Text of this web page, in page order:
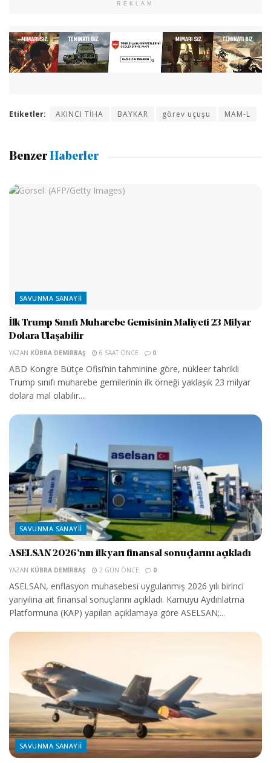
REKLAM
Etiketler: AKINCI TİHA BAYKAR görev uçuşu MAM-L
Benzer Haberler
SAVUNMA SANAYII
İlk Trump Sınıfı Muharebe Gemisinin Maliyeti 23 Milyar
Dolara Ulaşabilir
YAZAN KÜBRA DEMIRBAŞ 6 SAAT ÖNCE 0
ABD Kongre Bütçe Ofisi’nin tahminine göre, nükleer tahrikli
Trump sınıfı muharebe gemilerinin ilk örneği yaklaşık 23 milyar
dolara mal olabilir....
SAVUNMA SANAYII
ASELSAN 2026’nın ilk yarı finansal sonuçlarını açıkladı
YAZAN KÜBRA DEMIRBAŞ 2 GÜN ÖNCE 0
ASELSAN, enflasyon muhasebesi uygulanmış 2026 yılı birinci
yarıyılına ait finansal sonuçlarını açıkladı. Kamuyu Aydınlatma
Platformuna (KAP) yapılan açıklamaya göre ASELSAN;...
SAVUNMA SANAYII